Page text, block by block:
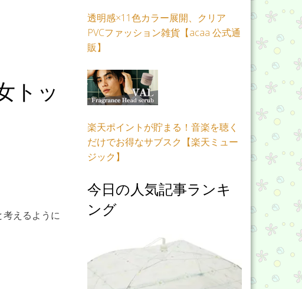
トッ
えるように
透明感×11色カラー展開、クリア
PVCファッション雑貨【acaa 公式通
販】
楽天ポイントが貯まる！音楽を聴く
だけでお得なサブスク【楽天ミュー
ジック】
今日の人気記事ランキ
ング